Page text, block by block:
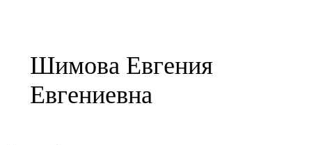
Шимова Евгения
Евгениевна